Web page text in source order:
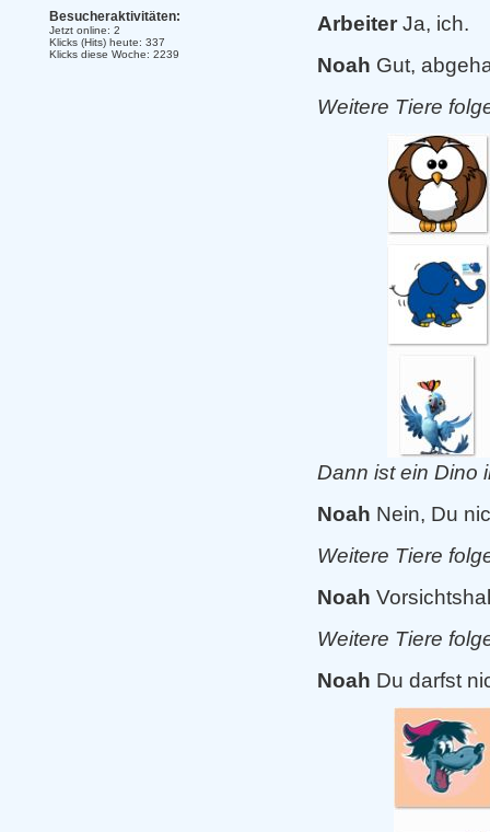
Arbeiter Ja, ich.
Noah Gut,
Weitere Tiere
Dann ist ein Dino
Noah Nein, Du
Weitere Tiere
Noah
Weitere Tiere
Noah Du darfst
Besucheraktivitäten:
Jetzt online: 2
Klicks (Hits) heute: 337
Klicks diese Woche: 2239